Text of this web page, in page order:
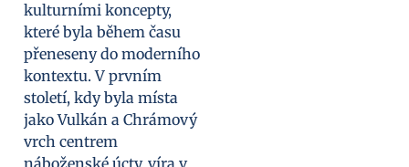
kulturními koncepty,
které byla během času
přeneseny do moderního
kontextu. V prvním
století, kdy byla místa
jako Vulkán a Chrámový
vrch centrem